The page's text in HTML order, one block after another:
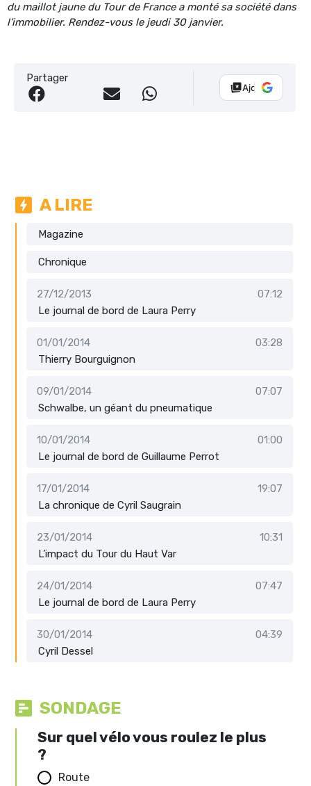
du maillot jaune du Tour de France a monté sa société dans
l’immobilier. Rendez-vous le jeudi 30 janvier.
Partager
Ajouter Vélo
A LIRE
Magazine
Chronique
27/12/2013
07:12
Le journal de bord de Laura Perry
01/01/2014
03:28
Thierry Bourguignon
09/01/2014
07:07
Schwalbe, un géant du pneumatique
10/01/2014
01:00
Le journal de bord de Guillaume Perrot
17/01/2014
19:07
La chronique de Cyril Saugrain
23/01/2014
10:31
L’impact du Tour du Haut Var
24/01/2014
07:47
Le journal de bord de Laura Perry
30/01/2014
04:39
Cyril Dessel
SONDAGE
Sur quel vélo vous roulez le plus
?
Route